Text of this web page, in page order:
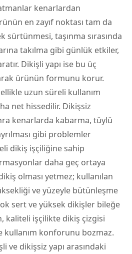
kenarlardan
en zayıf noktası tam da
sürtünmesi, taşınma sırasında
takılma gibi günlük etkiler,
Dikişli yapı ise bu üç
ürünün formunu korur.
uzun süreli kullanım
net hissedilir. Dikişsiz
kenarlarda kabarma, tüylü
gibi problemler
dikiş işçiliğine sahip
daha geç ortaya
olması yetmez; kullanılan
ve yüzeyle bütünleşme
sert ve yüksek dikişler bileğe
kaliteli işçilikte dikiş çizgisi
kullanım konforunu bozmaz.
ve dikişsiz yapı arasındaki